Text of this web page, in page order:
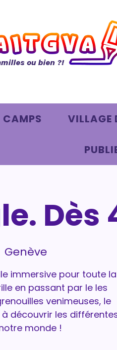
ou bien ?!
CAMPS VILLAGE
Dès
Genève
immersive pour toute la
en passant par le les
venimeuses, le
découvrir les
monde !